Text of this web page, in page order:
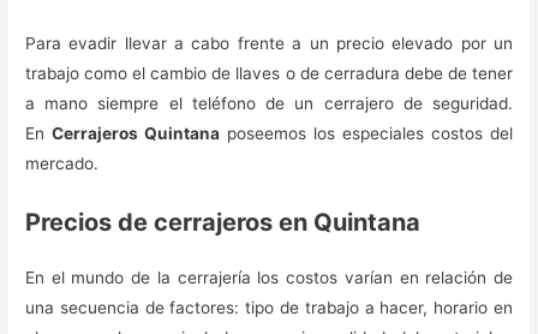
Para evadir llevar a cabo frente a un precio elevado por un
trabajo como el cambio de llaves o de cerradura debe de tener
a mano siempre el teléfono de un cerrajero de seguridad.
EnCerrajeros Quintana poseemos los especiales costos del
mercado.
Precios de cerrajeros en Quintana
En el mundo de la cerrajería los costos varían en relación de
una secuencia de factores: tipo de trabajo a hacer, horario en